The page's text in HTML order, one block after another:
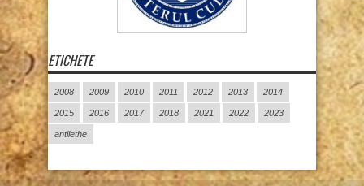
ETICHETE
2008 2009 2010 2011 2012 2013 2014
2015 2016 2017 2018 2021 2022 2023
antilethe